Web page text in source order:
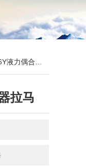
器拉马 耦合器拉马
拉马